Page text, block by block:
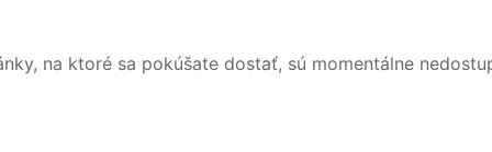
na ktoré sa pokúšate dostať, sú momentálne